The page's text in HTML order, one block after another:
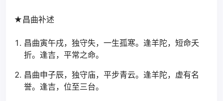
★昌曲补述
昌曲寅午戌，独守失，一生孤寒。逢羊陀，短命夭
折。逢吉，平常之命。
昌曲申子辰，独守庙，平步青云。逢羊陀，虚有名
誉。逢吉，位至三台。